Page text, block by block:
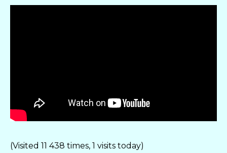
(Visited 11 438 times, 1 visits today)